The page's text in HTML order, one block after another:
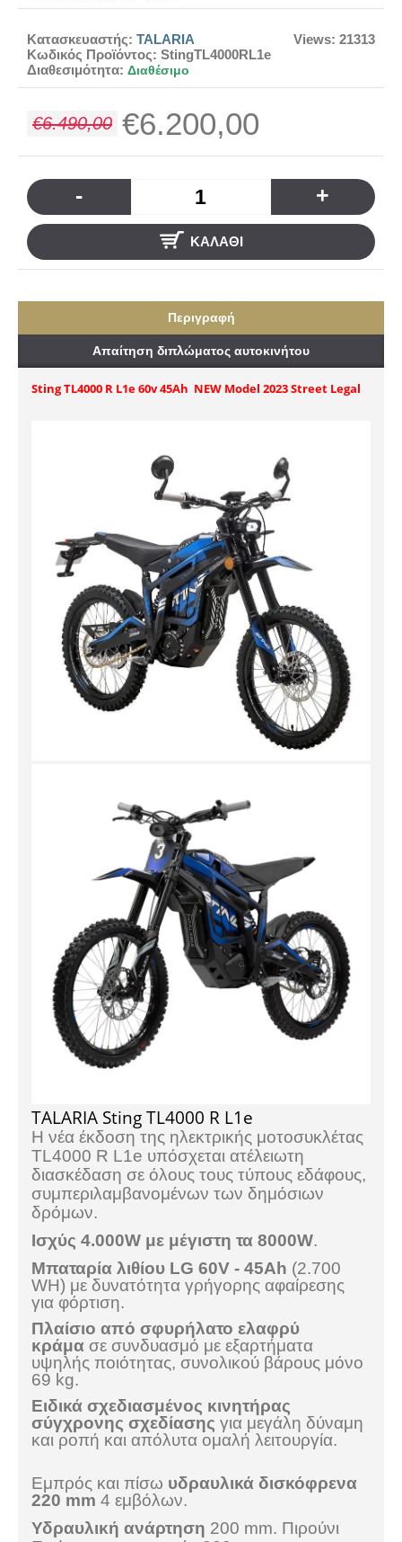
Views: 21313
Κατασκευαστής: TALARIA
Κωδικός Προϊόντος: StingTL4000RL1e
Διαθεσιμότητα: Διαθέσιμο
€6.490,00 €6.200,00
- +
ΚΑΛΆΘΙ
Περιγραφή
Απαίτηση διπλώματος αυτοκινήτου
Sting TL4000 R L1e 60v 45Ah NEW Model 2023 Street Legal
TALARIA Sting TL4000 R L1e
Η νέα έκδοση της ηλεκτρικής μοτοσυκλέτας
TL4000 R L1e υπόσχεται ατέλειωτη
διασκέδαση σε όλους τους τύπους εδάφους,
συμπεριλαμβανομένων των δημόσιων
δρόμων.
Ισχύς 4.000W με μέγιστη τα 8000W.
Mπαταρία λιθίου LG 60V - 45Ah (2.700
WH) με δυνατότητα γρήγορης αφαίρεσης
για φόρτιση.
Πλαίσιο από σφυρήλατο ελαφρύ
κράμα σε συνδυασμό με εξαρτήματα
υψηλής ποιότητας, συνολικού βάρους μόνο
69 kg.
Ειδικά σχεδιασμένος κινητήρας
σύγχρονης σχεδίασης για μεγάλη δύναμη
και ροπή και απόλυτα ομαλή λειτουργία.
Εμπρός και πίσω υδραυλικά δισκόφρενα
220 mm 4 εμβόλων.
Υδραυλική ανάρτηση 200 mm. Πιρούνι